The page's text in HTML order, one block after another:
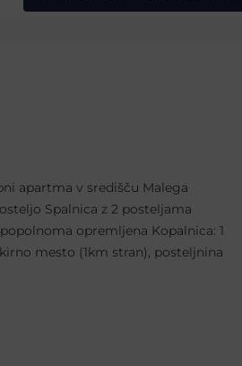
apartma v središču Malega
Spalnica z 2 posteljama
opremljena Kopalnica: 1
mesto (1km stran), posteljnina